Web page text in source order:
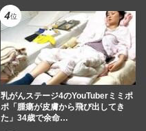
乳がんステージ4のYouTuberミミポ
ポ「腫瘍が皮膚から飛び出してき
た」34歳で余命…